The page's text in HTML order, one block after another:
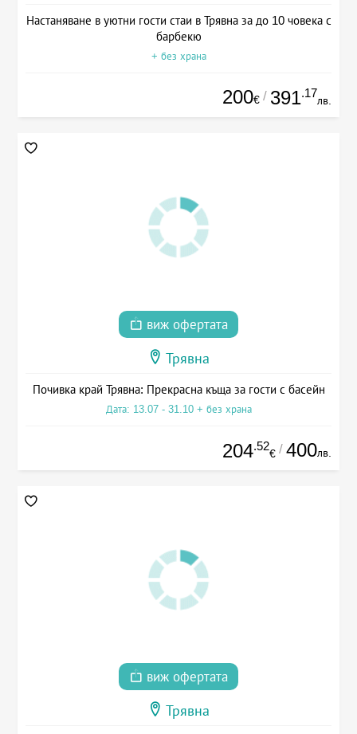
Настаняване в уютни гости стаи в Трявна за до 10 човека с
барбекю
+ без храна
200€ / 391.17
лв.
виж офертата
Трявна
Почивка край Трявна: Прекрасна къща за гости с басейн
Дата: 13.07 - 31.10 + без храна
204.52
€ / 400лв.
виж офертата
Трявна